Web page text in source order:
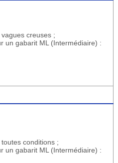
creuses ;
un gabarit ML (Intermédiaire) :
conditions ;
un gabarit ML (Intermédiaire) :